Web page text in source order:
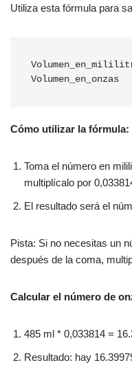
Utiliza esta fórmula para
Volumen_en_onzas
Cómo utilizar la fórmula:
Toma el número en
multiplícalo por
El resultado será el
Pista: Si no necesitas un
después de la coma,
Calcular el número de
485 ml * 0,033814 =
Resultado: hay